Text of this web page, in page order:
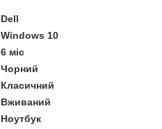
Dell
Windows 10
6 міс
Чорний
Класичний
Вживаний
Ноутбук